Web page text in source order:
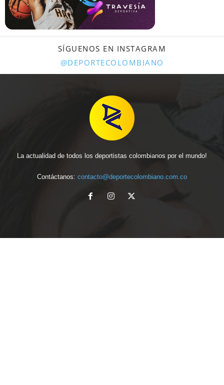
SÍGUENOS EN INSTAGRAM
@DEPORTECOLOMBIANO
La actualidad de todos los deportistas colombianos por el mundo!
Contáctanos: contacto@deportecolombiano.com.co